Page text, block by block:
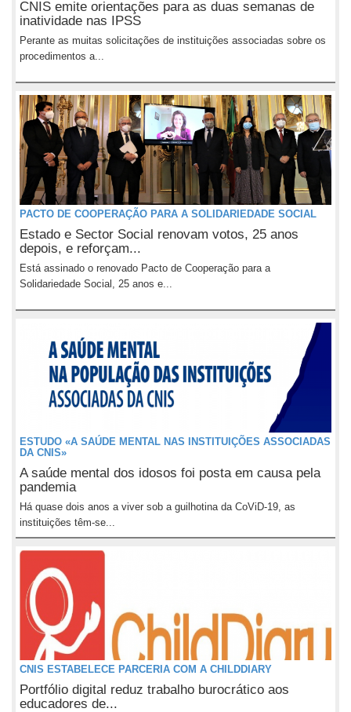
CNIS emite orientações para as duas semanas de
inatividade nas IPSS
Perante as muitas solicitações de instituições associadas sobre os
procedimentos a...
PACTO DE COOPERAÇÃO PARA A SOLIDARIEDADE SOCIAL
Estado e Sector Social renovam votos, 25 anos
depois, e reforçam...
Está assinado o renovado Pacto de Cooperação para a
Solidariedade Social, 25 anos e...
ESTUDO «A SAÚDE MENTAL NAS INSTITUIÇÕES ASSOCIADAS
DA CNIS»
A saúde mental dos idosos foi posta em causa pela
pandemia
Há quase dois anos a viver sob a guilhotina da CoViD-19, as
instituições têm-se...
CNIS ESTABELECE PARCERIA COM A CHILDDIARY
Portfólio digital reduz trabalho burocrático aos
educadores de...